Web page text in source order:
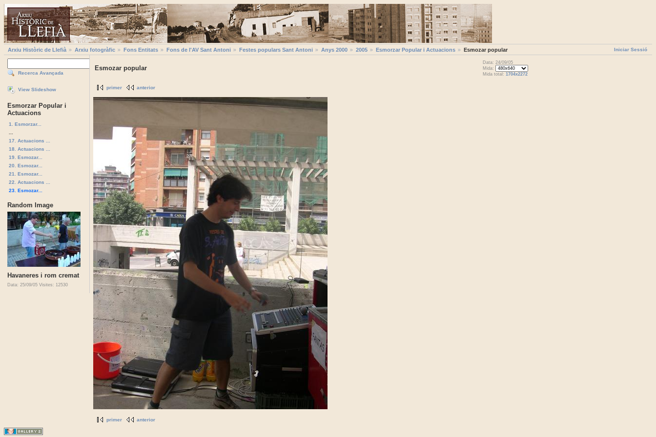
Iniciar Sessió
Arxiu Històric de Llefià Arxiu fotogràfic Fons Entitats Fons de l'AV Sant Antoni Festes populars Sant Antoni Anys 2000 2005 Esmorzar Popular i Actuacions Esmozar popular
Recerca Avançada
View Slideshow
Esmorzar Popular i
Actuacions
1. Esmorzar...
17. Actuacions ...
18. Actuacions ...
19. Esmozar...
20. Esmozar...
21. Esmozar...
22. Actuacions ...
23. Esmozar...
Random Image
Havaneres i rom cremat
Data: 25/09/05 Visites: 12530
Esmozar popular
Data: 24/09/05
Mida:
Mida total: 1704x2272
primer anterior
primer anterior